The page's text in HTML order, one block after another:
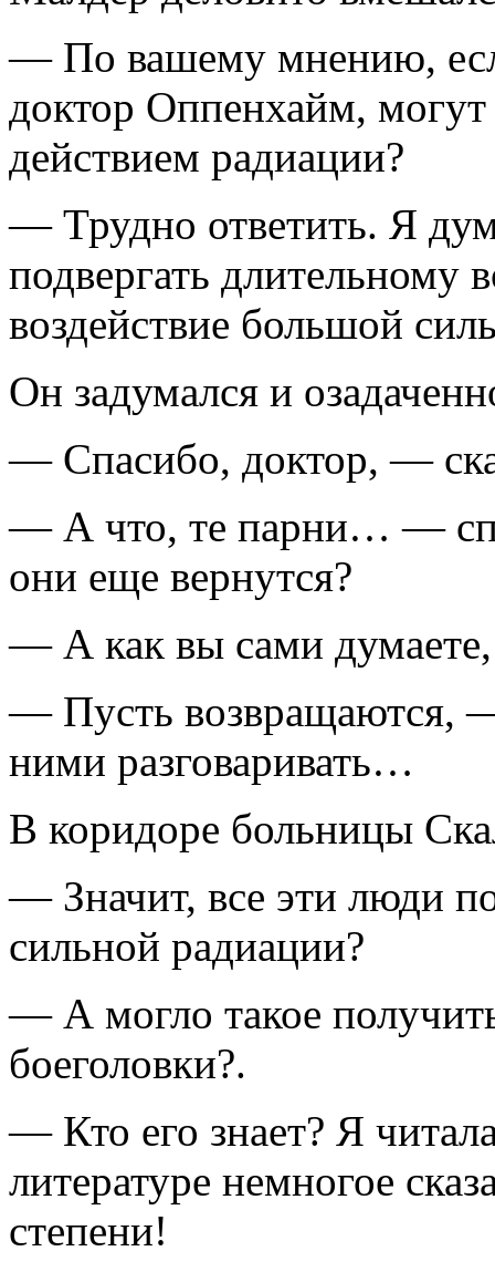
— По вашему мнению,
доктор Оппенхайм,
действием радиации?
— Трудно ответить. Я
подвергать
воздействие большой
Он задумался и
— Спасибо, доктор, —
— А что, те парни… —
они еще вернутся?
— А как вы сами думаете,
— Пусть возвращаются,
ними разговаривать…
В коридоре больницы
— Значит, все эти люди
сильной радиации?
— А могло такое
боеголовки?.
— Кто его знает? Я
литературе немногое
степени!